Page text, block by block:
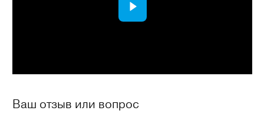
Ваш отзыв или вопрос